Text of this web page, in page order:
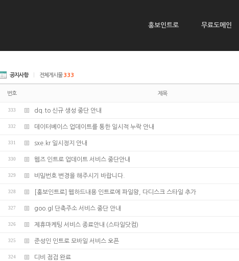
홍보인트로 무료도메인
공지사항 전체게시물333
번호 제목
333 dq.to 신규 생성 중단 안내
332 데이터베이스 업데이트를 통한 일시적 누락 안내
331 sxe.kr 일시정지 안내
330 웹즈 인트로 업데이트 서비스 중단안내
329 비밀번호 변경을 해주시기 바랍니다.
328 [홍보인트로] 웹하드내용 인트로에 파일왕, 다디스크 스타일 추가
327 goo.gl 단축주소 서비스 중단 안내
326 제휴마케팅 서비스 종료안내 (스타일닷컴)
325 준성인 인트로 모바일 서비스 오픈
324 디비 점검 완료